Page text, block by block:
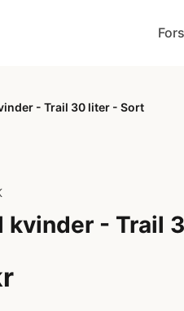
- Trail 30 liter - Sort
- Trail